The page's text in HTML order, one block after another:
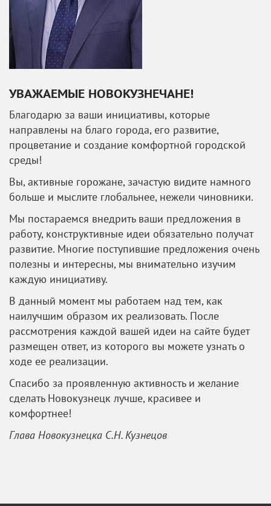
УВАЖАЕМЫЕ НОВОКУЗНЕЧАНЕ!
Благодарю за ваши инициативы, которые
направлены на благо города, его развитие,
процветание и создание комфортной городской
среды!
Вы, активные горожане, зачастую видите намного
больше и мыслите глобальнее, нежели чиновники.
Мы постараемся внедрить ваши предложения в
работу, конструктивные идеи обязательно получат
развитие. Многие поступившие предложения очень
полезны и интересны, мы внимательно изучим
каждую инициативу.
В данный момент мы работаем над тем, как
наилучшим образом их реализовать. После
рассмотрения каждой вашей идеи на сайте будет
размещен ответ, из которого вы можете узнать о
ходе ее реализации.
Спасибо за проявленную активность и желание
сделать Новокузнецк лучше, красивее и
комфортнее!
Глава Новокузнецка С.Н. Кузнецов